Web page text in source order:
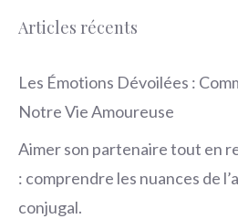
Articles récents
Les Émotions Dévoilées :
Notre Vie Amoureuse
Aimer son partenaire tout en
: comprendre les nuances de
conjugal.